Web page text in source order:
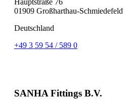
Hauptstraße 76
01909 Großharthau-Schmiedefeld
Deutschland
+49 3 59 54 / 589 0
SANHA Fittings B.V.